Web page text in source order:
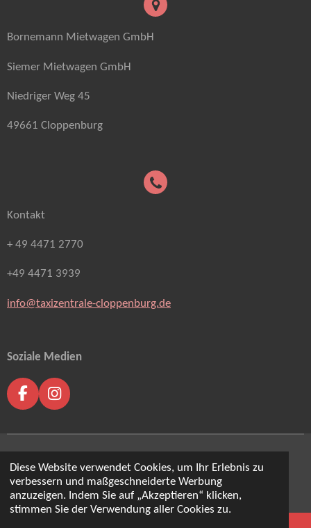
Diese Website verwendet Cookies, um Ihr Erlebnis zu
verbessern und maßgeschneiderte Werbung
anzuzeigen. Indem Sie auf „Akzeptieren“ klicken,
stimmen Sie der Verwendung aller Cookies zu.
Bornemann Mietwagen GmbH
Siemer Mietwagen GmbH
Niedriger Weg 45
49661 Cloppenburg
Kontakt
+ 49 4471 2770
+49 4471 3939
info@taxizentrale-cloppenburg.de
Soziale Medien
F
a
b
o
o
k
I
n
a
g
r
a
m
Mit ❤️erstellt in Cloppenburg